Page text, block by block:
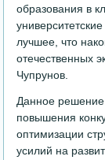
образования в
лучшее, что
отечественных
Чупрунов.
Данное
повышения
оптимизации
усилий на